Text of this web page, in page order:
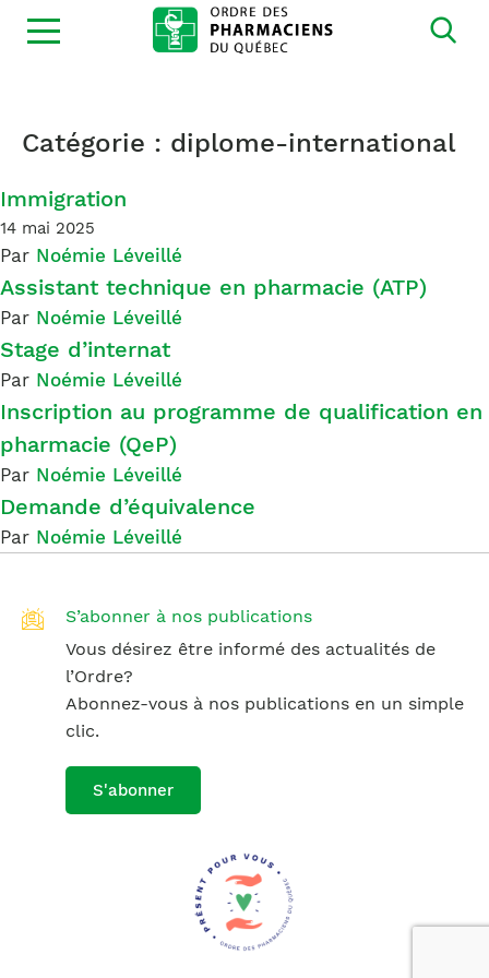
Ouvrir
la
Catégorie : diplome-international
Immigration
14 mai 2025
Par Noémie Léveillé
Assistant technique en pharmacie (ATP)
Par Noémie Léveillé
Stage d’internat
Par Noémie Léveillé
Inscription au programme de qualification en
pharmacie (QeP)
Par Noémie Léveillé
Demande d’équivalence
Par Noémie Léveillé
S’abonner à nos publications
Vous désirez être informé des actualités de
l’Ordre?
Abonnez-vous à nos publications en un simple
clic.
S'abonner